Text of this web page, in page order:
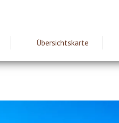
Übersichtskarte